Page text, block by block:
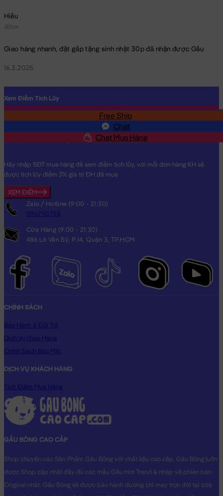
Hiếu
50cm
Giao hàng nhanh, đặt gấp tặng sinh nhật 30p đã nhận được Gấu
16.3.2025
Free Ship
Chat
Chat Mua Hàng
Xem Điểm Tích Lũy
Hãy nhập SĐT mua hàng để xem điểm tích lũy, với mỗi đơn hàng KH sẽ
được tích lũy điểm 3% giá trị ĐH đã mua
XEM ĐIỂM
Zalo / Hotline (9:00 - 21:30)
0967110738
Cửa Hàng (9:00 - 21:30)
486 Lê Văn Sỹ, P.14, Quận 3, TP.HCM
CHÍNH SÁCH
Bảo Hành & Đổi Trả
Dịch Vụ Giao Hàng
Chính Sách Bảo Mật
DỊCH VỤ KHÁCH HÀNG
Tích Điểm Mua Hàng
GẤU BÔNG CAO CẤP
Shop chuyên các Sản Phẩm Gấu Bông với chất liệu cao cấp. Gấu Bông luôn
được Shop cập nhật đầy đủ các mẫu Gấu Hot Trend & nhập về phiên bản
Original nhất. Gấu Bông sẽ được bảo hành đường chỉ may trọn đời tại cửa